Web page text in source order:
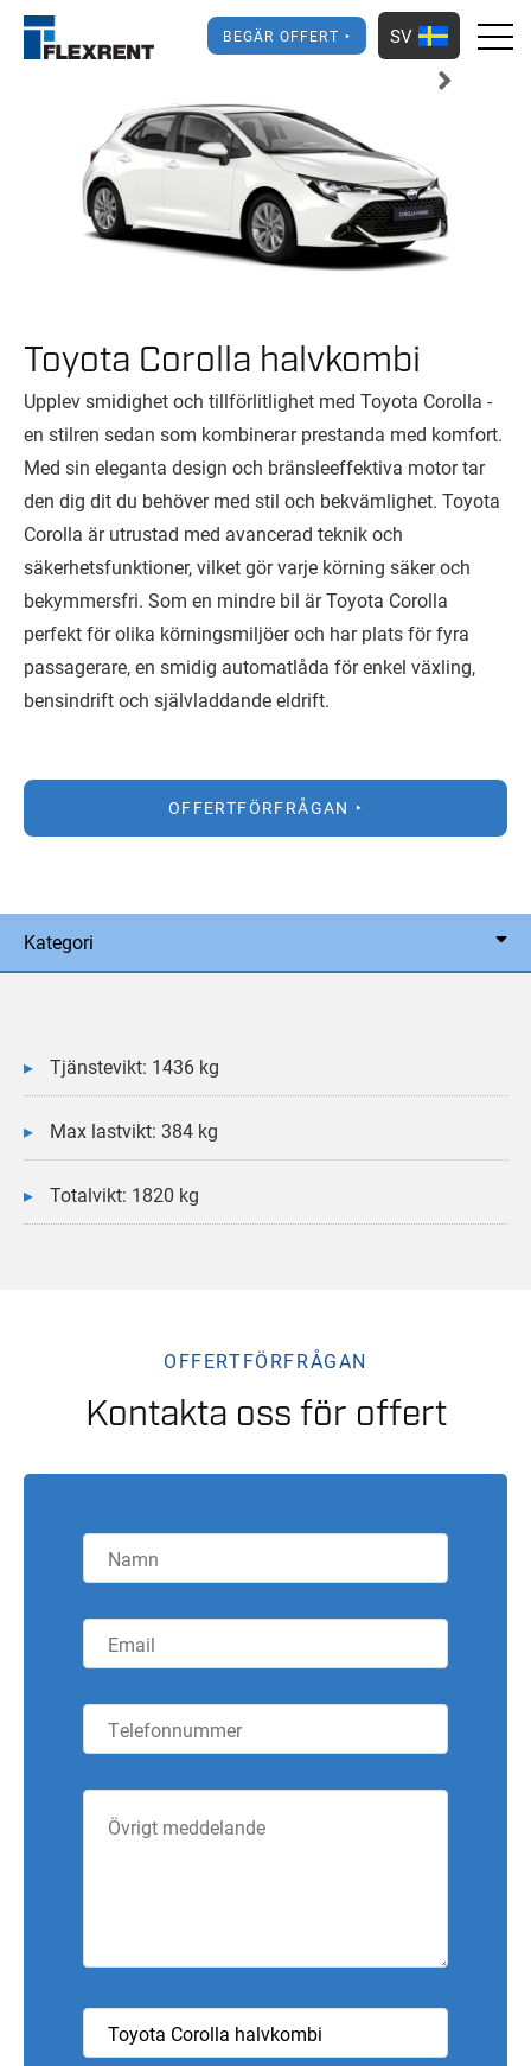
BEGÄR OFFERT SV
Toyota Corolla halvkombi
Upplev smidighet och tillförlitlighet med Toyota Corolla -
en stilren sedan som kombinerar prestanda med komfort.
Med sin eleganta design och bränsleeffektiva motor tar
den dig dit du behöver med stil och bekvämlighet. Toyota
Corolla är utrustad med avancerad teknik och
säkerhetsfunktioner, vilket gör varje körning säker och
bekymmersfri. Som en mindre bil är Toyota Corolla
perfekt för olika körningsmiljöer och har plats för fyra
passagerare, en smidig automatlåda för enkel växling,
bensindrift och självladdande eldrift.
OFFERTFÖRFRÅGAN
Kategori
Tjänstevikt: 1436 kg
Max lastvikt: 384 kg
Totalvikt: 1820 kg
OFFERTFÖRFRÅGAN
Kontakta oss för offert